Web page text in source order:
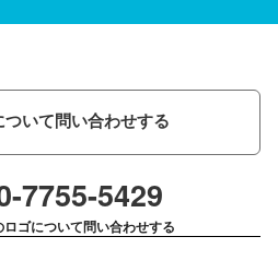
ついて問い合わせする
7755-5429
ゴについて問い合わせする